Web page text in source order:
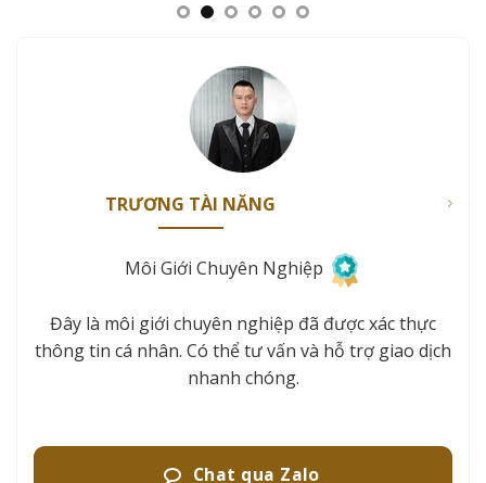
TRƯƠNG TÀI NĂNG
Môi Giới Chuyên Nghiệp
Đây là môi giới chuyên nghiệp đã được xác thực
thông tin cá nhân. Có thể tư vấn và hỗ trợ giao dịch
nhanh chóng.
Chat qua Zalo